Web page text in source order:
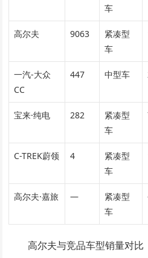
车
高尔夫 9063
紧凑型
车
一汽-大众
CC
447 中型车
宝来·纯电 282
紧凑型
车
C-TREK蔚领 4
紧凑型
车
高尔夫·嘉旅 —
紧凑型
车
高尔夫与竞品车型销量对比